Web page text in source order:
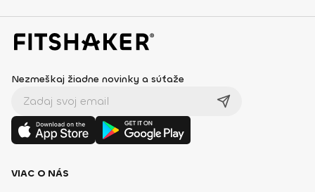
Nezmeškaj žiadne novinky a súťaže
VIAC O NÁS